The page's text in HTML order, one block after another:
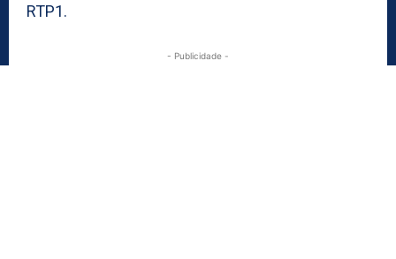
RTP1.
- Publicidade -